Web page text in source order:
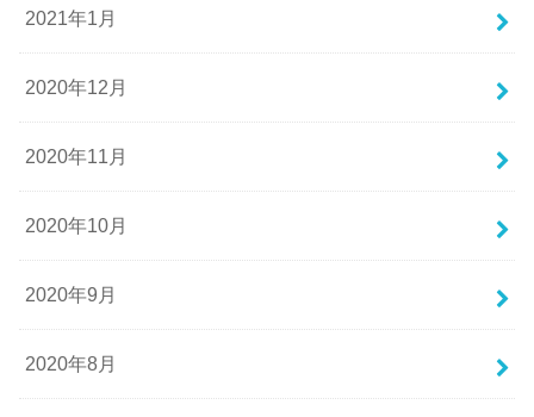
2021年1月
2020年12月
2020年11月
2020年10月
2020年9月
2020年8月